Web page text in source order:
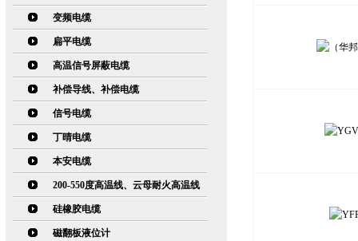
变频电缆
扁平电缆
高温信号屏蔽电缆
补偿导线、补偿电缆
信号电缆
丁晴电缆
本安电缆
200-550度高温线、云母耐火高温线
硅橡胶电缆
磁翻板液位计